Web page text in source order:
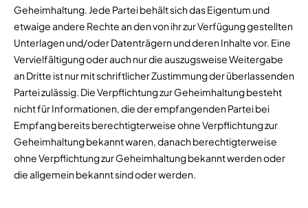
Geheimhaltung. Jede Partei behält sich das Eigentum und
etwaige andere Rechte an den von ihr zur Verfügung gestellten
Unterlagen und/oder Datenträgern und deren Inhalte vor. Eine
Vervielfältigung oder auch nur die auszugsweise Weitergabe
an Dritte ist nur mit schriftlicher Zustimmung der überlassenden
Partei zulässig. Die Verpflichtung zur Geheimhaltung besteht
nicht für Informationen, die der empfangenden Partei bei
Empfang bereits berechtigterweise ohne Verpflichtung zur
Geheimhaltung bekannt waren, danach berechtigterweise
ohne Verpflichtung zur Geheimhaltung bekannt werden oder
die allgemein bekannt sind oder werden.